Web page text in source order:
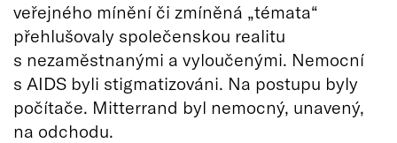
veřejného mínění či zmíněná „témata“
přehlušovaly společenskou realitu
s nezaměstnanými a vyloučenými. Nemocní
s AIDS byli stigmatizováni. Na postupu byly
počítače. Mitterrand byl nemocný, unavený,
na odchodu.